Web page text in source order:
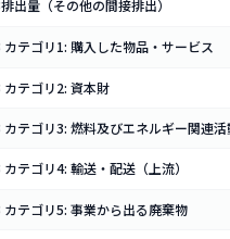
出量（その他の間接排出）
テゴリ1: 購入した物品・サービス
テゴリ2: 資本財
テゴリ3: 燃料及びエネルギー関連活
テゴリ4: 輸送・配送（上流）
テゴリ5: 事業から出る廃棄物